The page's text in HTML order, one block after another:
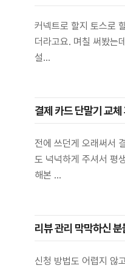
커넥트로 할지 토스로
더라고요. 며칠 써봤는
설...
결제 카드 단말기 교체
전에 쓰던게 오래써서
도 넉넉하게 주셔서 평
해본 ...
리뷰 관리 막막하신
신청 방법도 어렵지 않